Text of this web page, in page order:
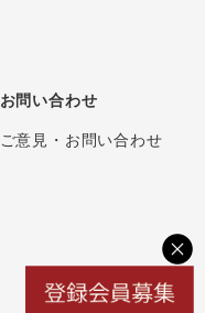
お問い合わせ
ご意見・お問い合わせ